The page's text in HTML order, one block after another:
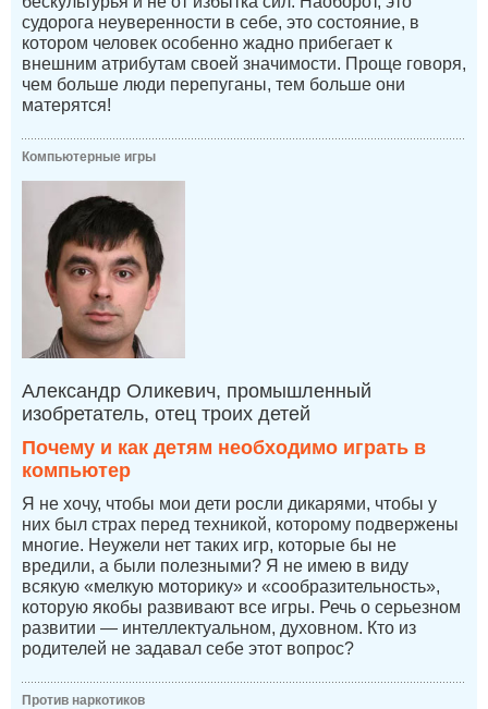
судорога неуверенности в себе, это состояние, в
котором человек особенно жадно прибегает к
внешним атрибутам своей значимости. Проще говоря,
чем больше люди перепуганы, тем больше они
матерятся!
Компьютерные игры
Александр Оликевич, промышленный
изобретатель, отец троих детей
Почему и как детям необходимо играть в
компьютер
Я не хочу, чтобы мои дети росли дикарями, чтобы у
них был страх перед техникой, которому подвержены
многие. Неужели нет таких игр, которые бы не
вредили, а были полезными? Я не имею в виду
всякую «мелкую моторику» и «сообразительность»,
которую якобы развивают все игры. Речь о серьезном
развитии — интеллектуальном, духовном. Кто из
родителей не задавал себе этот вопрос?
Против наркотиков